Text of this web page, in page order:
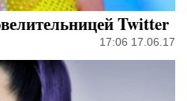
Twitter
17:06 17.06.17